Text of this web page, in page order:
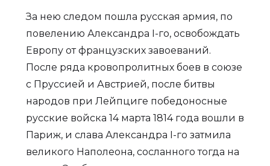
За нею следом пошла русская армия, по
повелению Александра I-го, освобождать
Европу от французских завоеваний.
После ряда кровопролитных боев в союзе
с Пруссией и Австрией, после битвы
народов при Лейпциге победоносные
русские войска 14 марта 1814 года вошли в
Париж, и слава Александра I-го затмила
великого Наполеона, сосланного тогда на